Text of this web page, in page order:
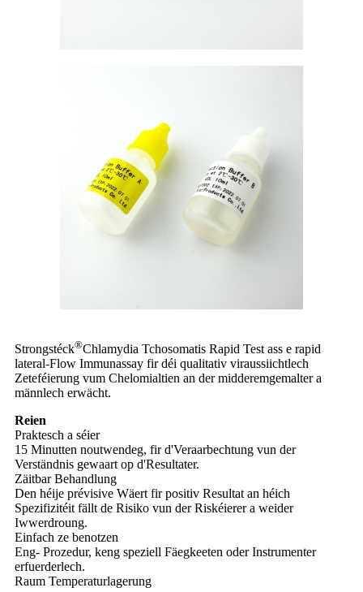
Strongstéck®Chlamydia Tchosomatis Rapid Test ass e rapid
lateral-Flow Immunassay fir déi qualitativ viraussiichtlech
Zeteféierung vum Chelomialtien an der midderemgemalter a
männlech erwächt.
Reien
Praktesch a séier
15 Minutten noutwendeg, fir d'Veraarbechtung vun der
Verständnis gewaart op d'Resultater.
Zäitbar Behandlung
Den héije prévisive Wäert fir positiv Resultat an héich
Spezifizitéit fällt de Risiko vun der Riskéierer a weider
Iwwerdroung.
Einfach ze benotzen
Eng- Prozedur, keng speziell Fäegkeeten oder Instrumenter
erfuerderlech.
Raum Temperaturlagerung